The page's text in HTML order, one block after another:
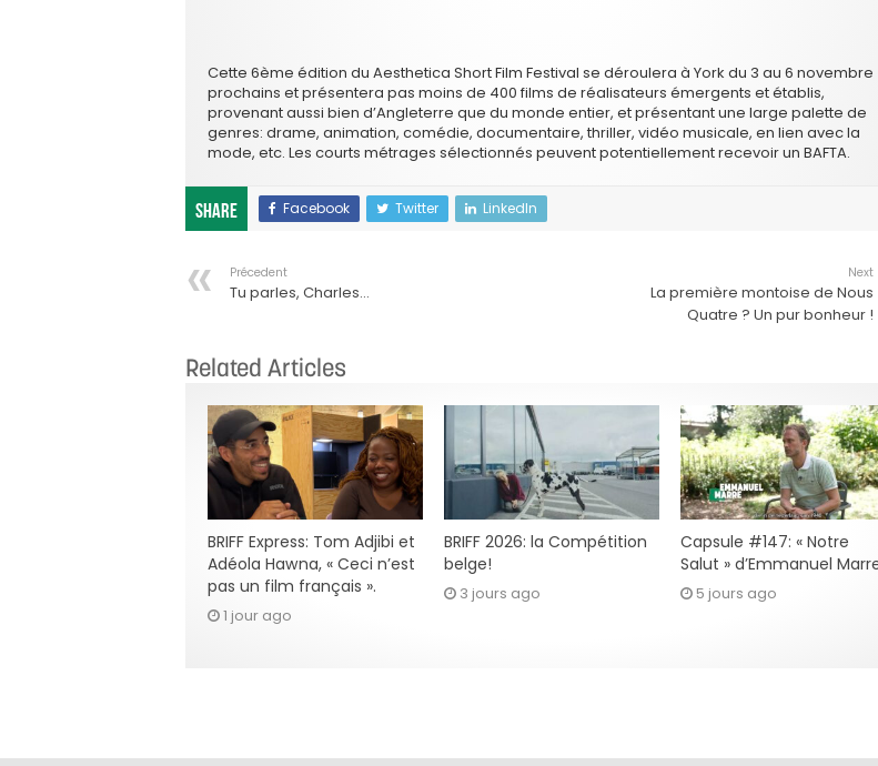
Cette 6ème édition du Aesthetica Short Film Festival se déroulera à York du 3 au 6 novembre
prochains et présentera pas moins de 400 films de réalisateurs émergents et établis,
provenant aussi bien d’Angleterre que du monde entier, et présentant une large palette de
genres: drame, animation, comédie, documentaire, thriller, vidéo musicale, en lien avec la
mode, etc. Les courts métrages sélectionnés peuvent potentiellement recevoir un BAFTA.
Share Facebook Twitter LinkedIn
Précedent
Tu parles, Charles…
Next
La première montoise de Nous
Quatre ? Un pur bonheur !
Related Articles
BRIFF Express: Tom Adjibi et
Adéola Hawna, « Ceci n’est
pas un film français ».
1 jour ago
BRIFF 2026: la Compétition
belge!
3 jours ago
Capsule #147: « Notre
Salut » d’Emmanuel
5 jours ago